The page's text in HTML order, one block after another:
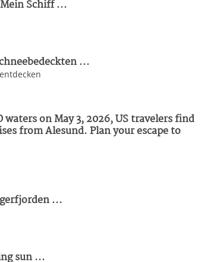
Schiff ...
...
on May 3, 2026, US travelers find
from Alesund. Plan your escape to
...
sun ...